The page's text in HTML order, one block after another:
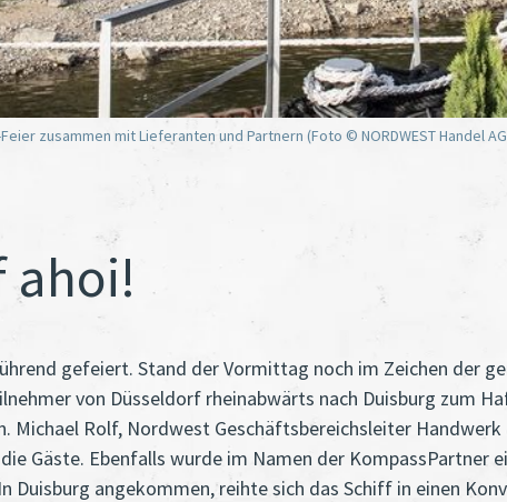
zusammen mit Lieferanten und Partnern (Foto © NORDWEST Handel
ahoi!
gefeiert. Stand der Vormittag noch im Zeichen der
von Düsseldorf rheinabwärts nach Duisburg zum
Michael Rolf, Nordwest Geschäftsbereichsleiter
Gäste. Ebenfalls wurde im Namen der KompassPartner
Duisburg angekommen, reihte sich das Schiff in einen